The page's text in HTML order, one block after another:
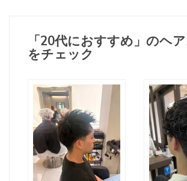
「20代におすすめ」のヘ
をチェック